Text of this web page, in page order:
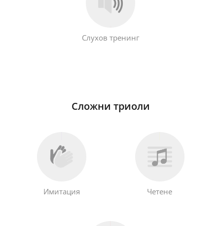
Слухов тренинг
Сложни триоли
Имитация Четене